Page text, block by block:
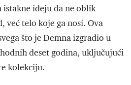
istakne ideju da ne oblik
već telo koje ga nosi. Ova
što je Demna izgradio u
deset godina, uključujući
kolekciju.